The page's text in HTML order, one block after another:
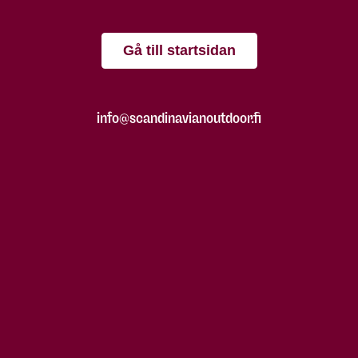
Gå till startsidan
info@scandinavianoutdoor.fi